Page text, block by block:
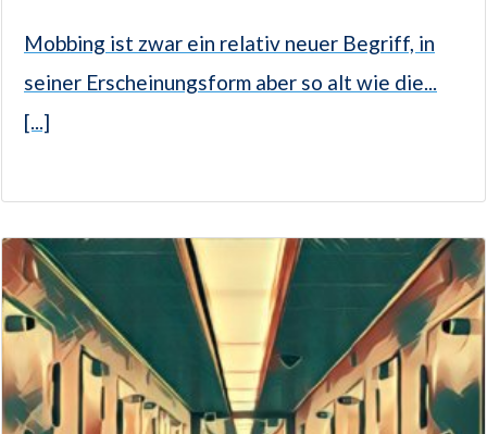
Mobbing ist zwar ein relativ neuer Begriff, in
seiner Erscheinungsform aber so alt wie die...
[...]